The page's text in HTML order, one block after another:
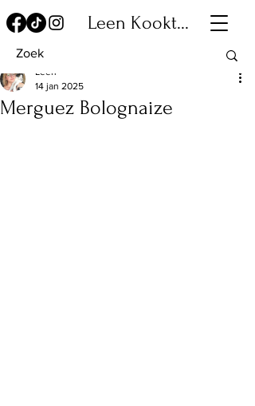
Leen Kookt...
Merguez Bolognaize
Leen
14 jan 2025